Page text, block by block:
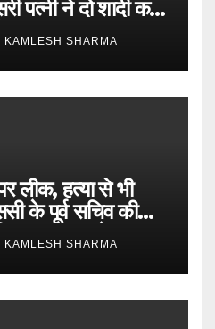
KAMLESH SHARMA
लीक, हत्या से भी
के पूर्व सचिव की
सेवा
घोटाला
KAMLESH SHARMA